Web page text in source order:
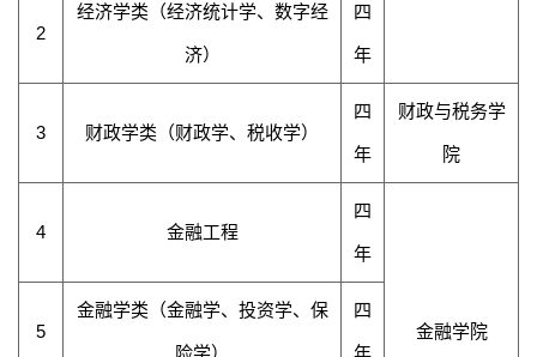
2
经济学类（经济统计学、数字经
济）
四
年
3 财政学类（财政学、税收学）
四
年
财政与税务学
院
4 金融工程
四
年
金融学院
5
金融学类（金融学、投资学、保 四